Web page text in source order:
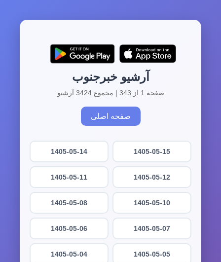
آرشیو خبرجنوب
صفحه 1 از 343 | مجموع 3424 آرشیو
صفحه اصلی
1405-05-15
1405-05-14
1405-05-12
1405-05-11
1405-05-10
1405-05-08
1405-05-07
1405-05-06
1405-05-05
1405-05-04